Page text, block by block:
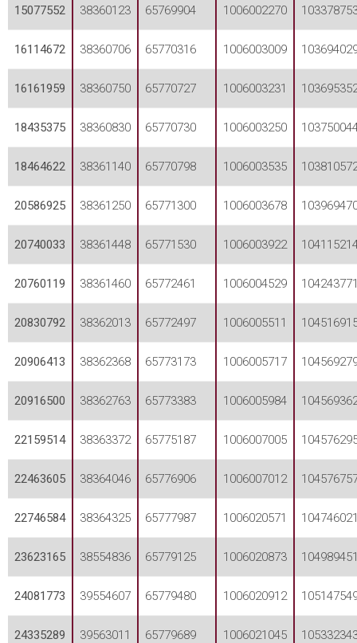
15077552 38360123 65769904 1006002270
16114672 38360706 65770316 1006003009
16161959 38360750 65770727 1006003231
18435375 38360830 65770730 1006003250
18464622 38361140 65770798 1006003535
20586925 38361250 65771300 1006003678
20740033 38361448 65771530 1006003922
20760119 38361460 65772461 1006004529
20830792 38362013 65772497 1006005511
20906413 38362368 65773173 1006005717
20916500 38362763 65773383 1006005984
22159514 38363372 65775187 1006007005
22463605 38364046 65776906 1006007012
22746584 38364325 65777987 1006020571
23623165 38554836 65779125 1006020873
24081773 39554607 65779480 1006020912
24335289 39563011 65779689 1006021045